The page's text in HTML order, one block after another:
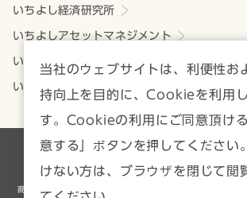
いちよし経済研究所
いちよしアセットマネジメント
いちよしビジネスサービス
いちよしIFA
各種方針・注意事項一覧 サイ
商号等／いちよし証券株式会社 金融商品取引業者 関東
当社のウェブサイトは、利便性お
持向上を目的に、Cookieを利用
す。Cookieの利用にご同意頂け
意する」ボタンを押してください
けない方は、ブラウザを閉じて閲